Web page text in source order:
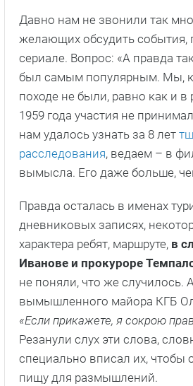
Давно нам не звонили так
желающих обсудить события,
сериале. Вопрос: «А правда
был самым популярным. Мы,
походе не были, равно как и в
1959 года участия не
нам удалось узнать за 8 лет
расследования, ведаем – в
вымысла. Его даже больше,
Правда осталась в именах
дневниковых записях,
характера ребят, маршруте, в
Иванове и прокуроре
не поняли, что же случилось.
вымышленного майора КГБ
«Если прикажете, я сокрою
Резанули слух эти слова,
специально вписал их, чтобы
пищу для размышлений.